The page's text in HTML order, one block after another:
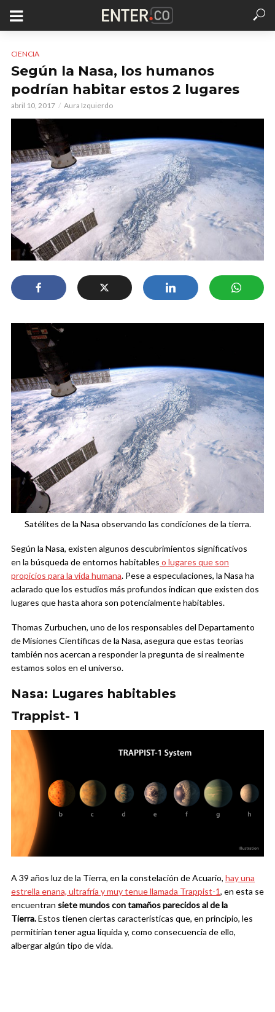
CIENCIA
Según la Nasa, los humanos
podrían habitar estos 2 lugares
abril 10, 2017 Aura Izquierdo
Satélites de la Nasa observando las condiciones de la tierra.
Según la Nasa, existen algunos descubrimientos significativos
en la búsqueda de entornos habitables o lugares que son
propicios para la vida humana. Pese a especulaciones, la Nasa ha
aclarado que los estudios más profundos indican que existen dos
lugares que hasta ahora son potencialmente habitables.
Thomas Zurbuchen, uno de los responsables del Departamento
de Misiones Científicas de la Nasa, asegura que estas teorías
también nos acercan a responder la pregunta de si realmente
estamos solos en el universo.
Nasa: Lugares habitables
Trappist- 1
A 39 años luz de la Tierra, en la constelación de Acuario, hay una
estrella enana, ultrafría y muy tenue llamada Trappist-1, en esta se
encuentran siete mundoscon tamaños parecidos al de la
Tierra.Estos tienen ciertas características que, en principio, les
permitirían tener agua líquida y, como consecuencia de ello,
albergar algún tipo de vida.